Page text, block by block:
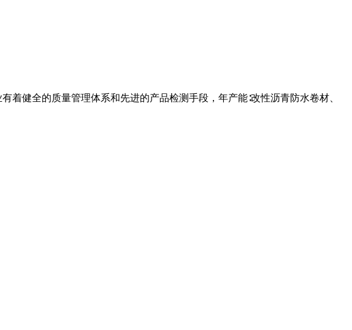
健全的质量管理体系和先进的产品检测手段，年产能∶改性沥青防水卷材、